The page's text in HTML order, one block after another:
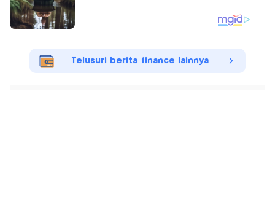
Telusuri berita finance lainnya